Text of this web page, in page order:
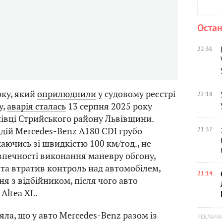
якийоприлюднилиу судовому реєстрі
аварія сталась 13 серпня 2025 року
Стрийського району Львівщини.
Mercedes-Benz A180 CDI грубо
зі швидкістю 100 км/год., не
виконання маневру обгону,
та втратив контроль над автомобілем,
з відбійником, після чого авто
Altea XL.
що у авто Mercedes-Benz разом із
22:36
22:18
21:37
21:14